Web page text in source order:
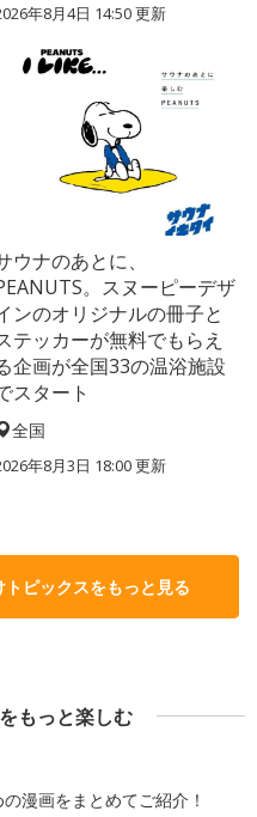
年8月4日 14:50更新
ウナのあとに、
。スヌーピーデザ
ンのオリジナルの冊子と
テッカーが無料でもらえ
企画が全国33の温浴施設
スタート
全国
年8月3日 18:00更新
ピックスをもっと見る
もっと楽しむ
漫画をまとめてご紹介！